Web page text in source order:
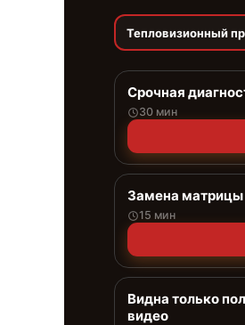
Тепловизионный
Срочная
30 мин
Замена матрицы
15 мин
Видна только
видео